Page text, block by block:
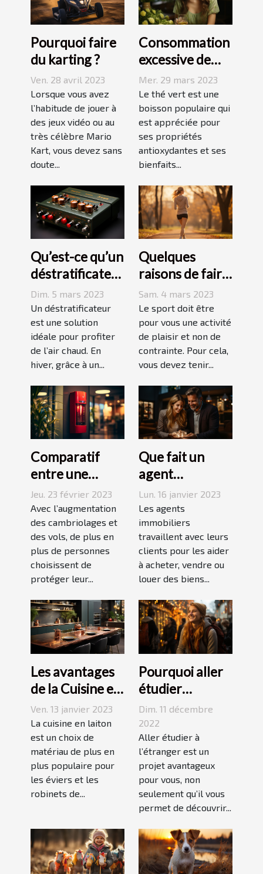
Pourquoi faire
du karting ?
Ven. 28 avril 2023
Lorsque vous avez
l’habitude de jouer à
des jeux vidéo ou au
très célèbre Mario
Kart, vous devez sans
doute...
Consommation
excessive de
thé vert : quels
sont les
dangers pour la
peau ?
Mer. 29 mars 2023
Le thé vert est une
boisson populaire qui
est appréciée pour
ses propriétés
antioxydantes et ses
bienfaits...
Qu’est-ce qu’un
déstratificateur
?
Dim. 5 mars 2023
Un déstratificateur
est une solution
idéale pour profiter
de l’air chaud. En
hiver, grâce à un...
Quelques
raisons de faire
du sport
Sam. 4 mars 2023
Le sport doit être
pour vous une activité
de plaisir et non de
contrainte. Pour cela,
vous devez tenir...
Comparatif
entre une
agence sécurité
et un système
d’alarme
Jeu. 23 février 2023
Avec l’augmentation
des cambriolages et
des vols, de plus en
plus de personnes
choisissent de
protéger leur...
Que fait un
agent
immobilier ?
Lun. 16 janvier 2023
Les agents
immobiliers
travaillent avec leurs
clients pour les aider
à acheter, vendre ou
louer des biens...
Les avantages
de la Cuisine en
Laiton
Ven. 13 janvier 2023
La cuisine en laiton
est un choix de
matériau de plus en
plus populaire pour
les éviers et les
robinets de...
Pourquoi aller
étudier
l’étranger ?
Dim. 11 décembre
2022
Aller étudier à
l’étranger est un
projet avantageux
pour vous, non
seulement qu’il vous
permet de découvrir...